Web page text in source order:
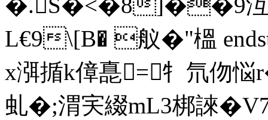
L€9\[B� 舣�"榲
x渳揗k傽嗭=牜氘伆
虬�;渭宎綴mL3梆誺